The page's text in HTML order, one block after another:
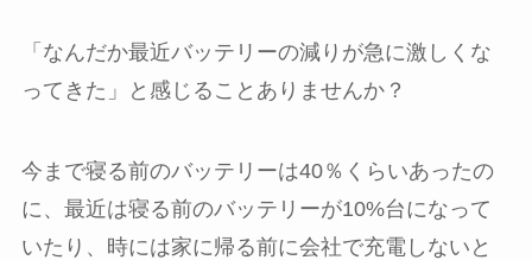
「なんだか最近バッテリーの減りが急に激しくな
ってきた」と感じることありませんか？
今まで寝る前のバッテリーは40％くらいあったの
に、最近は寝る前のバッテリーが10%台になって
いたり、時には家に帰る前に会社で充電しないと